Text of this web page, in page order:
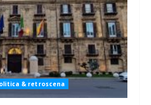
& retroscena